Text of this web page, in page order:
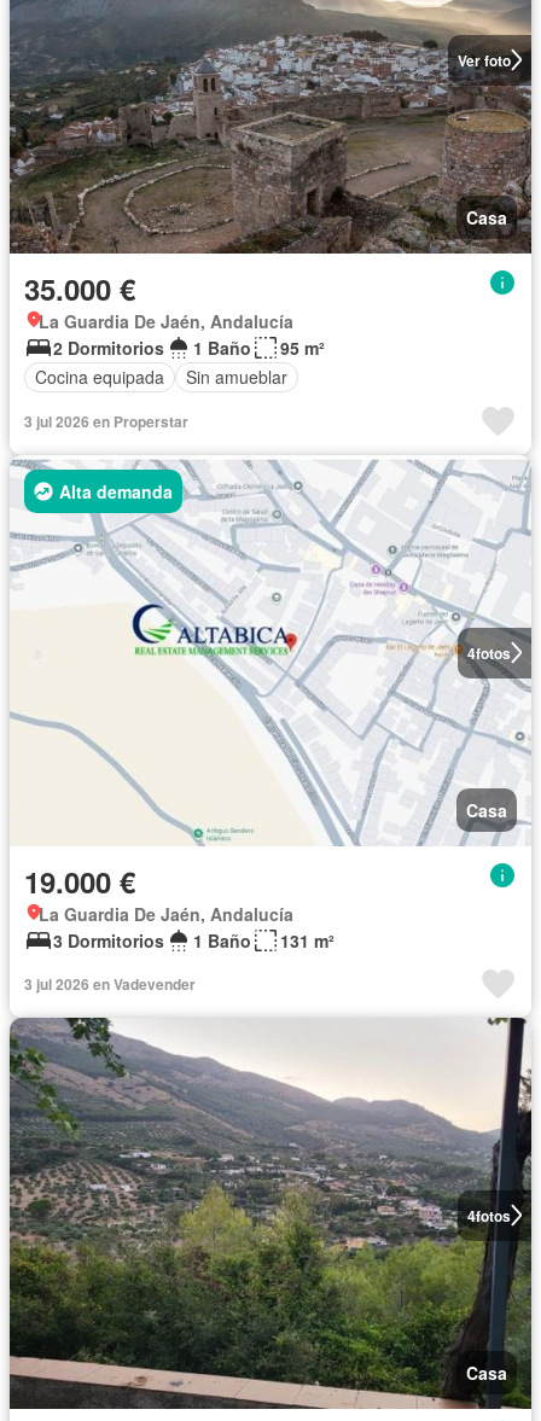
Ver foto
Casa
35.000 €
La Guardia De Jaén, Andalucía
2 Dormitorios
1 Baño
95 m²
Cocina equipada
Sin amueblar
3 jul 2026 en Properstar
4fotos
Alta demanda
Casa
19.000 €
La Guardia De Jaén, Andalucía
3 Dormitorios
1 Baño 131 m²
3 jul 2026 en Vadevender
4fotos
Casa